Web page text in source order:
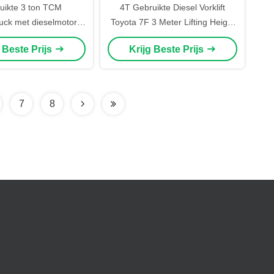
3 ton TCM
met dieselmotor
voor
restaurant
Beste Prijs
4T Gebruikte Diesel Vorklift
Toyota 7F 3 Meter Lifting Height
Made in Japan
Krijg Beste Prijs
7 8